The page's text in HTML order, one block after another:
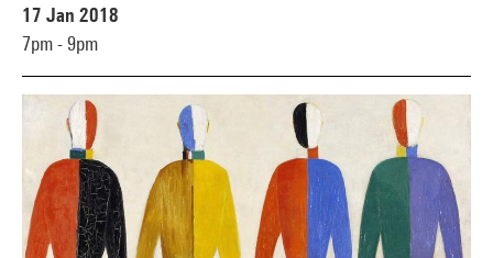
17 Jan 2018
7pm - 9pm